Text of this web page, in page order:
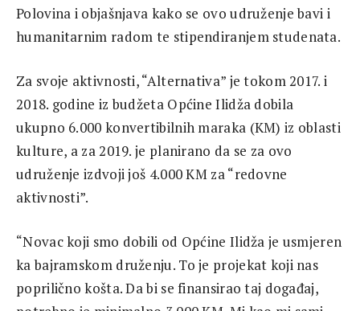
Polovina i objašnjava kako se ovo udruženje bavi i
humanitarnim radom te stipendiranjem studenata.
Za svoje aktivnosti, “Alternativa” je tokom 2017. i
2018. godine iz budžeta Općine Ilidža dobila
ukupno 6.000 konvertibilnih maraka (KM) iz oblasti
kulture, a za 2019. je planirano da se za ovo
udruženje izdvoji još 4.000 KM za “redovne
aktivnosti”.
“Novac koji smo dobili od Općine Ilidža je usmjeren
ka bajramskom druženju. To je projekat koji nas
poprilično košta. Da bi se finansirao taj događaj,